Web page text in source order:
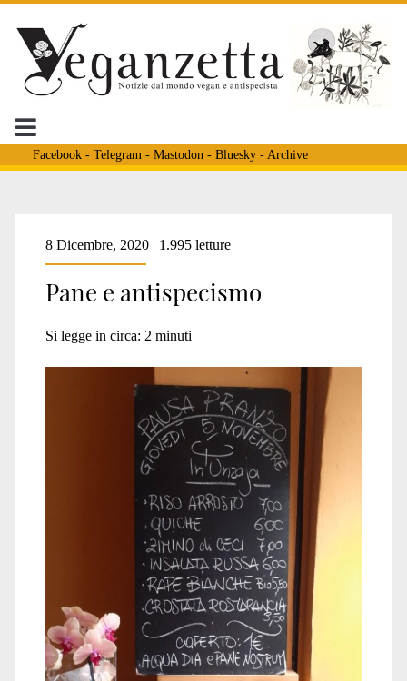
Facebook- Telegram - Mastodon - Bluesky- Archive
Tag:
<span>PANE
ANTISPECISMO</span>
8 Dicembre, 2020 | 1.995 letture
Pane e antispecismo
Si legge in circa: 2 minuti